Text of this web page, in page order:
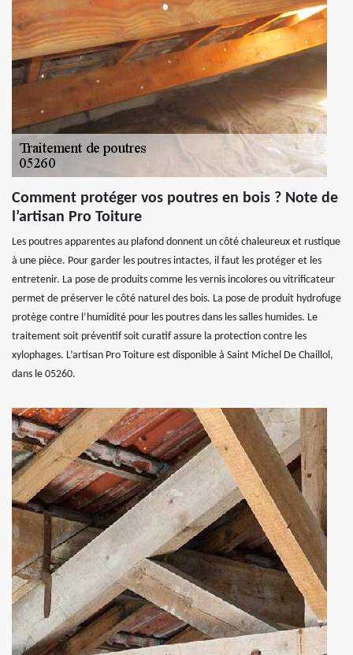
Comment protéger vos poutres en bois ? Note de
l’artisan Pro Toiture
Les poutres apparentes au plafond donnent un côté chaleureux et rustique
à une pièce. Pour garder les poutres intactes, il faut les protéger et les
entretenir. La pose de produits comme les vernis incolores ou vitrificateur
permet de préserver le côté naturel des bois. La pose de produit hydrofuge
protège contre l’humidité pour les poutres dans les salles humides. Le
traitement soit préventif soit curatif assure la protection contre les
xylophages. L’artisan Pro Toiture est disponible à Saint Michel De Chaillol,
dans le 05260.